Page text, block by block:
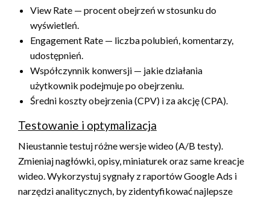
View Rate — procent obejrzeń w stosunku do
wyświetleń.
Engagement Rate — liczba polubień, komentarzy,
udostępnień.
Współczynnik konwersji — jakie działania
użytkownik podejmuje po obejrzeniu.
Średni koszty obejrzenia (CPV) i za akcję (CPA).
Testowanie i optymalizacja
Nieustannie testuj różne wersje wideo (A/B testy).
Zmieniaj nagłówki, opisy, miniaturek oraz same kreacje
wideo. Wykorzystuj sygnały z raportów Google Ads i
narzędzi analitycznych, by zidentyfikować najlepsze